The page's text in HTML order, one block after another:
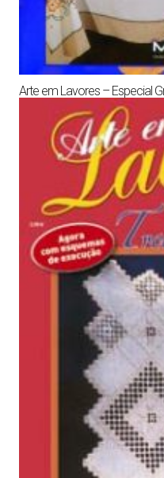
Arte em Lavores – Especial